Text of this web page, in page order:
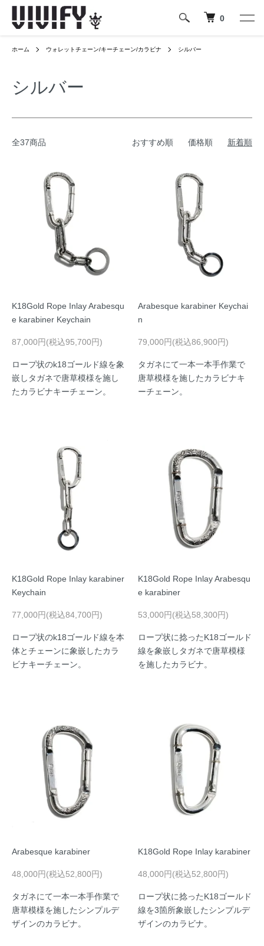
0
ホーム ウォレットチェーン/キーチェーン/カラビナ シルバー
シルバー
全37商品 おすすめ順 価格順 新着順
K18Gold Rope Inlay Arabesqu
e karabiner Keychain
87,000円(税込95,700円)
ロープ状のk18ゴールド線を象
嵌しタガネで唐草模様を施し
たカラビナキーチェーン。
Arabesque karabiner Keychai
n
79,000円(税込86,900円)
タガネにて一本一本手作業で
唐草模様を施したカラビナキ
ーチェーン。
K18Gold Rope Inlay karabiner
Keychain
77,000円(税込84,700円)
ロープ状のk18ゴールド線を本
体とチェーンに象嵌したカラ
ビナキーチェーン。
K18Gold Rope Inlay Arabesqu
e karabiner
53,000円(税込58,300円)
ロープ状に捻ったK18ゴールド
線を象嵌しタガネで唐草模様
を施したカラビナ。
Arabesque karabiner
48,000円(税込52,800円)
タガネにて一本一本手作業で
唐草模様を施したシンプルデ
ザインのカラビナ。
K18Gold Rope Inlay karabiner
48,000円(税込52,800円)
ロープ状に捻ったK18ゴールド
線を3箇所象嵌したシンプルデ
ザインのカラビナ。